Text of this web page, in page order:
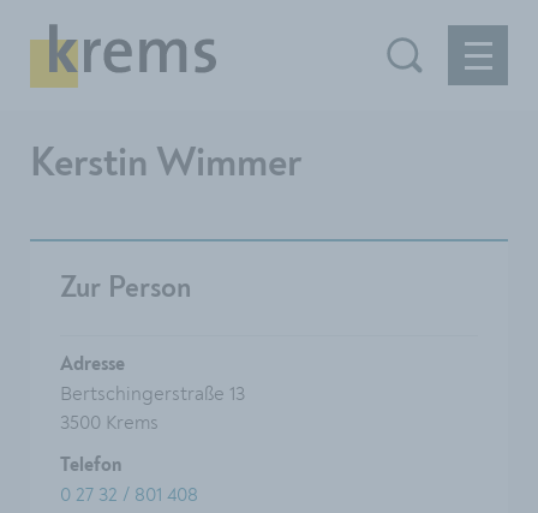
Kerstin Wimmer
Zur Person
Adresse
Bertschingerstraße 13
3500 Krems
Telefon
0 27 32 / 801 408